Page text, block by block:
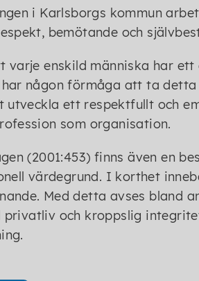
i Karlsborgs kommun
bemötande och
varje enskild människa har
någon förmåga att ta detta
utveckla ett respektfullt och
som organisation.
(2001:453) finns även en
värdegrund. I korthet
Med detta avses bland
och kroppslig